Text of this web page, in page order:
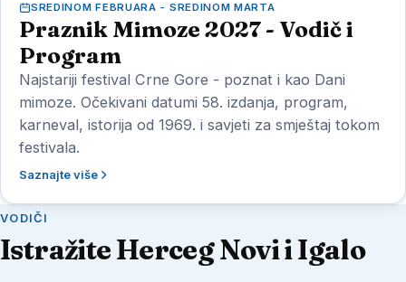
SREDINOM FEBRUARA - SREDINOM MARTA
Praznik Mimoze 2027 - Vodič i
Program
Najstariji festival Crne Gore - poznat i kao Dani
mimoze. Očekivani datumi 58. izdanja, program,
karneval, istorija od 1969. i savjeti za smještaj tokom
festivala.
Saznajte više
VODIČI
Istražite Herceg Novi i Igalo